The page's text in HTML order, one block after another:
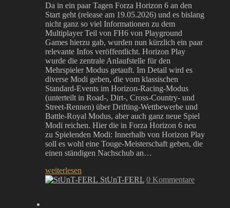
Da in ein paar Tagen Forza Horizon 6 an den
Start geht (release am 19.05.2026) und es bislang
nicht ganz so viel Informationen zu dem
Multiplayer Teil von FH6 von Playground
Games hierzu gab, wurden nun kürzlich ein paar
relevante Infos veröffentlicht. Horizon Play
wurde die zentrale Anlaufstelle für den
Mehrspieler Modus getauft. Im Detail wird es
diverse Modi geben, die vom klassischen
Standard-Events im Horizon-Racing-Modus
(unterteilt in Road-, Dirt-, Cross-Country- und
Street-Rennen) über Drifting-Wettbewerbe und
Battle-Royal Modus, aber auch ganz neue Spiel
Modi reichen. Hier die in Forza Horizon 6 neu
zu Spielenden Modi: Innerhalb von Horizon Play
soll es wohl eine Touge-Meisterschaft geben, die
einen ständigen Nachschub an…
weiterlesen
StUnT-FERL 0 Kommentare